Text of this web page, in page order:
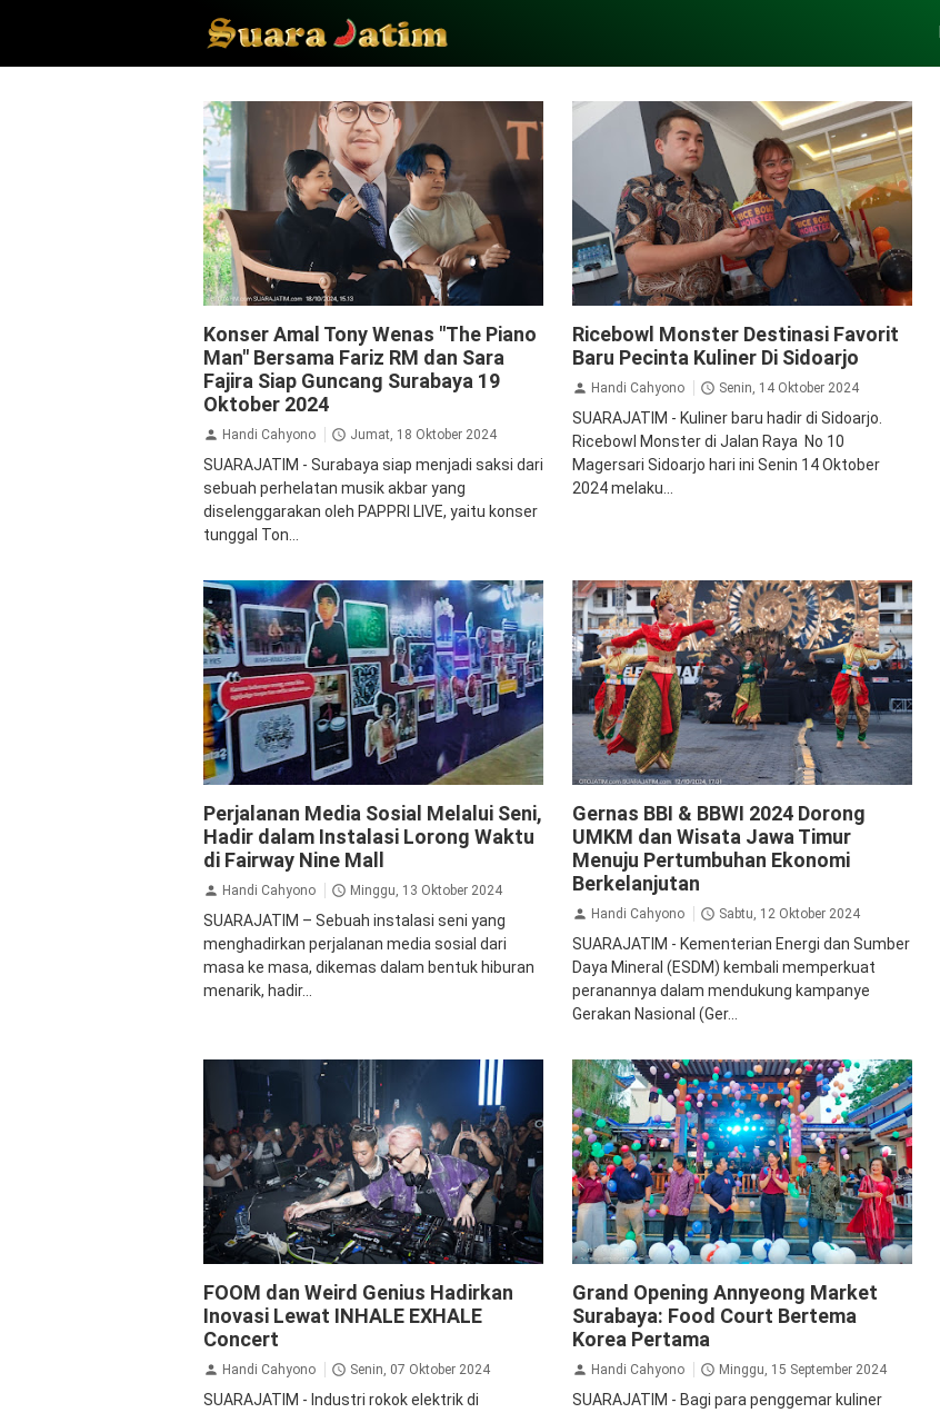
Konser Amal Tony Wenas "The Piano
Man" Bersama Fariz RM dan Sara
Fajira Siap Guncang Surabaya 19
Oktober 2024
Handi Cahyono Jumat, 18 Oktober 2024
SUARAJATIM - Surabaya siap menjadi saksi dari
sebuah perhelatan musik akbar yang
diselenggarakan oleh PAPPRI LIVE, yaitu konser
tunggal Ton...
Ricebowl Monster Destinasi Favorit
Baru Pecinta Kuliner Di Sidoarjo
Handi Cahyono Senin, 14 Oktober 2024
SUARAJATIM - Kuliner baru hadir di Sidoarjo.
Ricebowl Monster di Jalan Raya No 10
Magersari Sidoarjo hari ini Senin 14 Oktober
2024 melaku...
Perjalanan Media Sosial Melalui Seni,
Hadir dalam Instalasi Lorong Waktu
di Fairway Nine Mall
Handi Cahyono Minggu, 13 Oktober 2024
SUARAJATIM – Sebuah instalasi seni yang
menghadirkan perjalanan media sosial dari
masa ke masa, dikemas dalam bentuk hiburan
menarik, hadir...
Gernas BBI & BBWI 2024 Dorong
UMKM dan Wisata Jawa Timur
Menuju Pertumbuhan Ekonomi
Berkelanjutan
Handi Cahyono Sabtu, 12 Oktober 2024
SUARAJATIM - Kementerian Energi dan Sumber
Daya Mineral (ESDM) kembali memperkuat
peranannya dalam mendukung kampanye
Gerakan Nasional (Ger...
FOOM dan Weird Genius Hadirkan
Inovasi Lewat INHALE EXHALE
Concert
Handi Cahyono Senin, 07 Oktober 2024
SUARAJATIM - Industri rokok elektrik di
Grand Opening Annyeong Market
Surabaya: Food Court Bertema
Korea Pertama
Handi Cahyono Minggu, 15 September 2024
SUARAJATIM - Bagi para penggemar kuliner